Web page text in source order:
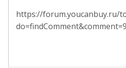
https://forum.youcanbuy.ru/